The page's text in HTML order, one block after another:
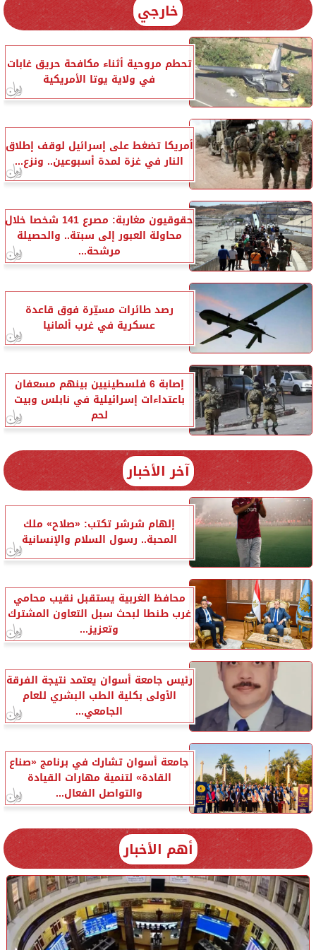
خارجي
تحطم مروحية أثناء مكافحة حريق غابات
في ولاية يوتا الأمريكية
أمريكا تضغط على إسرائيل لوقف إطلاق
النار في غزة لمدة أسبوعين.. ونزع...
حقوقيون مغاربة: مصرع 141 شخصا خلال
محاولة العبور إلى سبتة.. والحصيلة
مرشحة...
رصد طائرات مسيّرة فوق قاعدة
عسكرية في غرب ألمانيا
إصابة 6 فلسطينيين بينهم مسعفان
باعتداءات إسرائيلية في نابلس وبيت
لحم
آخر الأخبار
إلهام شرشر تكتب: «صلاح» ملك
المحبة.. رسول السلام والإنسانية
محافظ الغربية يستقبل نقيب محامي
غرب طنطا لبحث سبل التعاون المشترك
وتعزيز...
رئيس جامعة أسوان يعتمد نتيجة الفرقة
الأولى بكلية الطب البشري للعام
الجامعي...
جامعة أسوان تشارك في برنامج «صناع
القادة» لتنمية مهارات القيادة
والتواصل الفعال...
أهم الأخبار